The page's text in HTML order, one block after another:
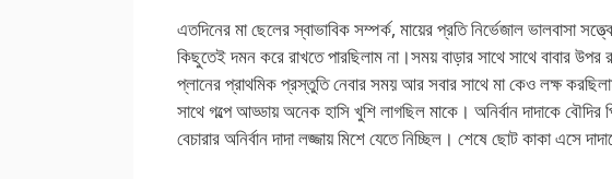
এতদিনের মা ছেলের স্বাভাবিক সম্পর্ক, মায়ের প্রতি নির্ভেজাল ভালবাসা
কিছুতেই দমন করে রাখতে পারছিলাম না।সময় বাড়ার সাথে সাথে বাবার উপর
প্লানের প্রাথমিক প্রস্তুতি নেবার সময় আর সবার সাথে মা কেও লক্ষ
সাথে গল্পে আড্ডায় অনেক হাসি খুশি লাগছিল মাকে। অনির্বান দাদাকে
বেচারার অনির্বান দাদা লজ্জায় মিশে যেতে নিচ্ছিল। শেষে ছোট কাকা এসে